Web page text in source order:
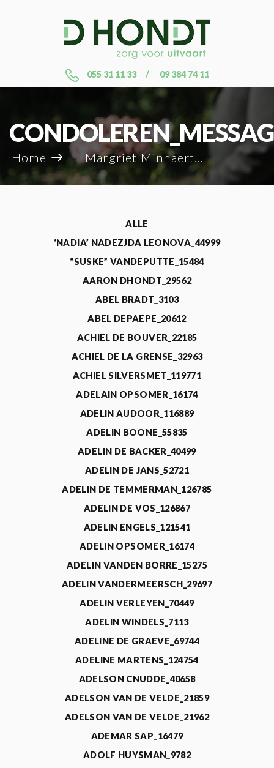
055 31 11 33 09 384 74 11
Home Margriet Minnaert_74483
ALLE
‘NADIA’ NADEZJDA LEONOVA_44999
“SUSKE” VANDEPUTTE_15484
AARON DHONDT_29562
ABEL BRADT_3103
ABEL DEPAEPE_20612
ACHIEL DE BOUVER_22185
ACHIEL DE LA GRENSE_32963
ACHIEL SILVERSMET_119771
ADELAIN OPSOMER_16174
ADELIN AUDOOR_116889
ADELIN BOONE_55835
ADELIN DE BACKER_40499
ADELIN DE JANS_52721
ADELIN DE TEMMERMAN_126785
ADELIN DE VOS_126867
ADELIN ENGELS_121541
ADELIN OPSOMER_16174
ADELIN VANDEN BORRE_15275
ADELIN VANDERMEERSCH_29697
ADELIN VERLEYEN_70449
ADELIN WINDELS_7113
ADELINE DE GRAEVE_69744
ADELINE MARTENS_124754
ADELSON CNUDDE_40658
ADELSON VAN DE VELDE_21859
ADELSON VAN DE VELDE_21962
ADEMAR SAP_16479
ADOLF HUYSMAN_9782